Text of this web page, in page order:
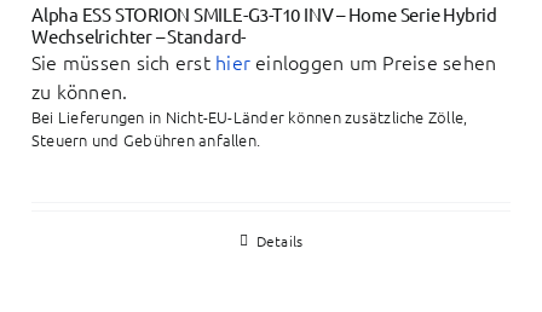
Alpha ESS STORION SMILE-G3-T10 INV – Home Serie Hybrid
Wechselrichter – Standard-
Sie müssen sich erst hier einloggen um Preise sehen
zu können.
Bei Lieferungen in Nicht-EU-Länder können zusätzliche Zölle,
Steuern und Gebühren anfallen.
Details